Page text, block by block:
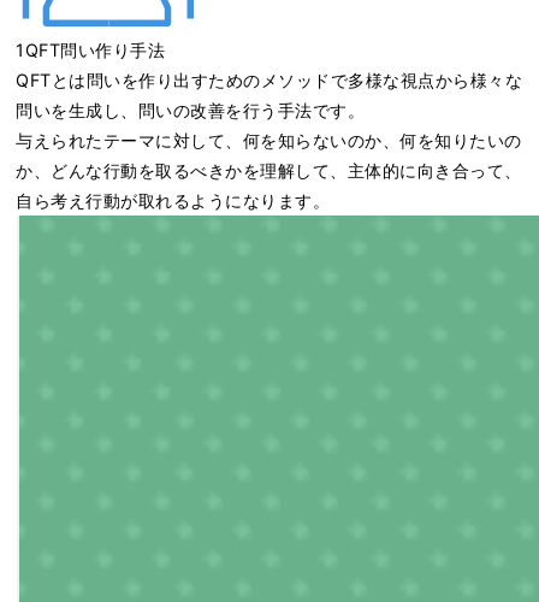
1QFT問い作り手法
QFTとは問いを作り出すためのメソッドで多様な視点から様々な
問いを生成し、問いの改善を行う手法です。
与えられたテーマに対して、何を知らないのか、何を知りたいの
か、どんな行動を取るべきかを理解して、主体的に向き合って、
自ら考え行動が取れるようになります。